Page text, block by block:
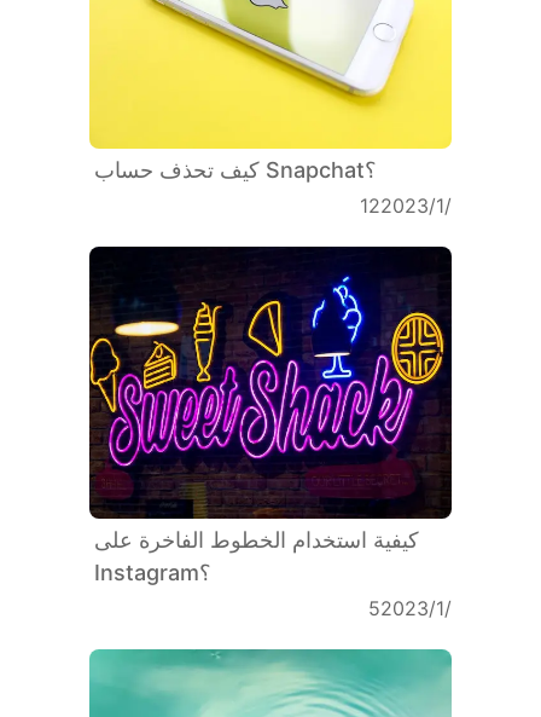
كيف تحذف حساب Snapchat؟
12‏/1‏/2023
كيفية استخدام الخطوط الفاخرة على
Instagram؟
5‏/1‏/2023